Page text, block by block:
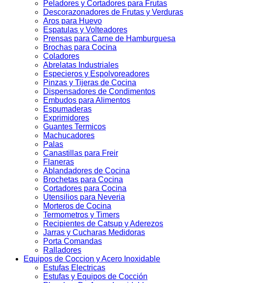
Peladores y Cortadores para Frutas
Descorazonadores de Frutas y Verduras
Aros para Huevo
Espatulas y Volteadores
Prensas para Carne de Hamburguesa
Brochas para Cocina
Coladores
Abrelatas Industriales
Especieros y Espolvoreadores
Pinzas y Tijeras de Cocina
Dispensadores de Condimentos
Embudos para Alimentos
Espumaderas
Exprimidores
Guantes Termicos
Machucadores
Palas
Canastillas para Freir
Flaneras
Ablandadores de Cocina
Brochetas para Cocina
Cortadores para Cocina
Utensilios para Neveria
Morteros de Cocina
Termometros y Timers
Recipientes de Catsup y Aderezos
Jarras y Cucharas Medidoras
Porta Comandas
Ralladores
Equipos de Coccion y Acero Inoxidable
Estufas Electricas
Estufas y Equipos de Cocción